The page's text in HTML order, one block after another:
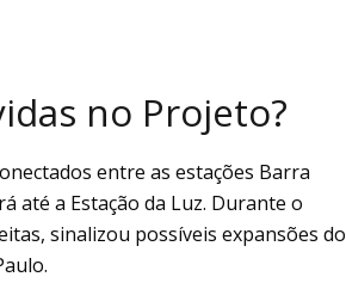
no Projeto?
entre as estações Barra
até a Estação da Luz. Durante o
sinalizou possíveis expansões do